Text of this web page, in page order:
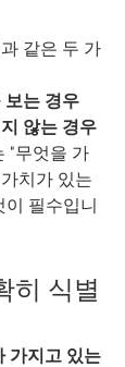
같은 두 가
보는 경우
않는 경우
"무엇을 가
치가 있는
이 필수입니
히 식별
가지고 있는